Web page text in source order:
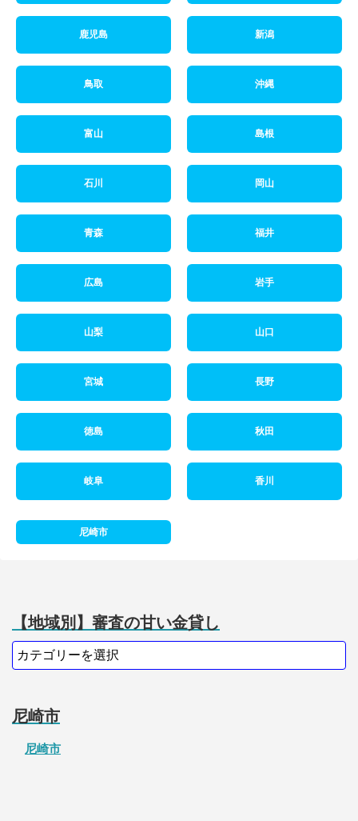
鹿児島 新潟
鳥取 沖縄
富山 島根
石川 岡山
青森 福井
広島 岩手
山梨 山口
宮城 長野
徳島 秋田
岐阜 香川
尼崎市
【地域別】審査の甘い金貸し
尼崎市
尼崎市